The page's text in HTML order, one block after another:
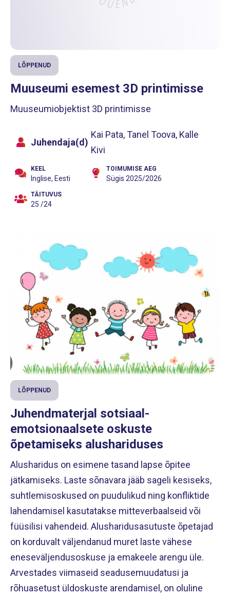
LÕPPENUD
Muuseumi esemest 3D printimisse
Muuseumiobjektist 3D printimisse
Juhendaja(d)
Kai Pata, Tanel Toova, Kalle
Kivi
KEEL
Inglise, Eesti
TOIMUMISE AEG
Sügis 2025/2026
TÄITUVUS
25 /24
LÕPPENUD
Juhendmaterjal sotsiaal-
emotsionaalsete oskuste
õpetamiseks alushariduses
Alusharidus on esimene tasand lapse õpitee
jätkamiseks. Laste sõnavara jääb sageli kesiseks,
suhtlemisoskused on puudulikud ning konfliktide
lahendamisel kasutatakse mitteverbaalseid või
füüsilisi vahendeid. Alusharidusasutuste õpetajad
on korduvalt väljendanud muret laste vähese
eneseväljendusoskuse ja emakeele arengu üle.
Arvestades viimaseid seadusemuudatusi ja
rõhuasetust üldoskuste arendamisel, on oluline